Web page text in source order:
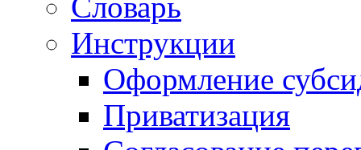
Инструкции
Оформление
Приватизация